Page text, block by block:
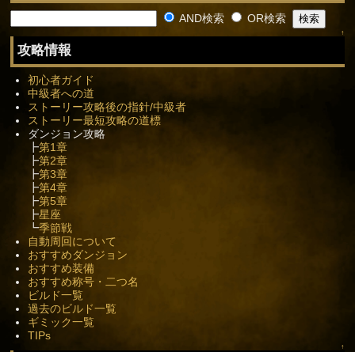
AND検索 OR検索
↑
攻略情報
初心者ガイド
中級者への道
ストーリー攻略後の指針/中級者
ストーリー最短攻略の道標
ダンジョン攻略
┣第1章
┣第2章
┣第3章
┣第4章
┣第5章
┣星座
┗季節戦
自動周回について
おすすめダンジョン
おすすめ装備
おすすめ称号・二つ名
ビルド一覧
過去のビルド一覧
ギミック一覧
TIPs
↑